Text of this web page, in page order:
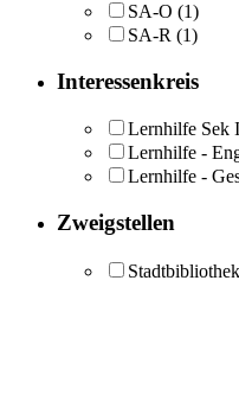
SA-O (1)
SA-R (1)
Interessenkreis
Lernhilfe Sek
Lernhilfe -
Lernhilfe -
Zweigstellen
Stadtbibliothek